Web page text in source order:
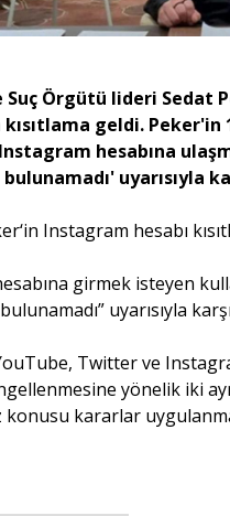
Dünya
Yorum - Analiz
Söyleşi
Yazı Dizisi
Portre
Yazarlar
Suç Örgütü lideri Sedat
kısıtlama geldi. Peker'in
hesabına
bulunamadı' uyarısıyla
Instagram hesabı
girmek isteyen
uyarısıyla
Twitter ve
yönelik iki
konusu kararlar